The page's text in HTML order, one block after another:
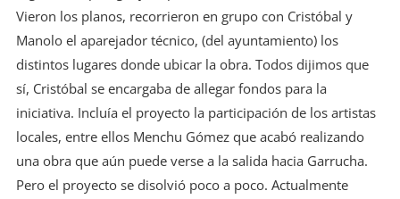
Vieron los planos, recorrieron en grupo con Cristóbal y
Manolo el aparejador técnico, (del ayuntamiento) los
distintos lugares donde ubicar la obra. Todos dijimos que
sí, Cristóbal se encargaba de allegar fondos para la
iniciativa. Incluía el proyecto la participación de los artistas
locales, entre ellos Menchu Gómez que acabó realizando
una obra que aún puede verse a la salida hacia Garrucha.
Pero el proyecto se disolvió poco a poco. Actualmente